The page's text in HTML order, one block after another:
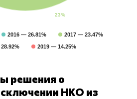
23%
2016 — 26.81%
2017 — 23.47%
2019 — 14.25%
решения о
НКО из